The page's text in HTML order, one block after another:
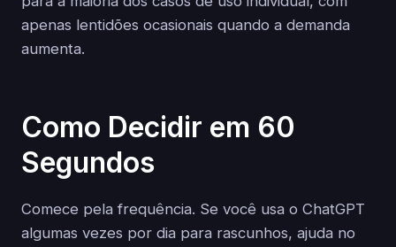
apenas lentidões ocasionais quando a demanda
aumenta.
Como Decidir em 60
Segundos
Comece pela frequência. Se você usa o ChatGPT
algumas vezes por dia para rascunhos, ajuda no